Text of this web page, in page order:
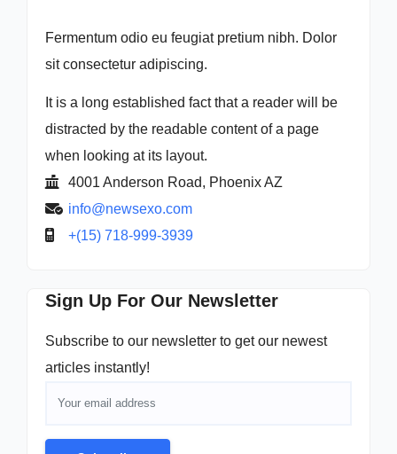
Fermentum odio eu feugiat pretium nibh. Dolor
sit consectetur adipiscing.
It is a long established fact that a reader will be
distracted by the readable content of a page
when looking at its layout.
4001 Anderson Road, Phoenix AZ
info@newsexo.com
+(15) 718-999-3939
Sign Up For Our Newsletter
Subscribe to our newsletter to get our newest
articles instantly!